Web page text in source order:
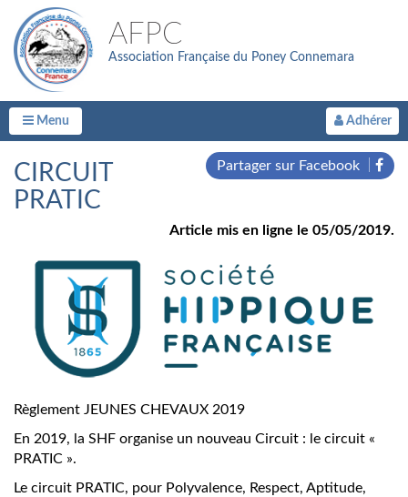
AFPC
Association Française du Poney Connemara
Menu Adhérer
Partager sur Facebook
CIRCUIT
PRATIC
Article mis en ligne le 05/05/2019.
Règlement JEUNES CHEVAUX 2019
En 2019, la SHF organise un nouveau Circuit : le circuit «
PRATIC ».
Le circuit PRATIC, pour Polyvalence, Respect, Aptitude,